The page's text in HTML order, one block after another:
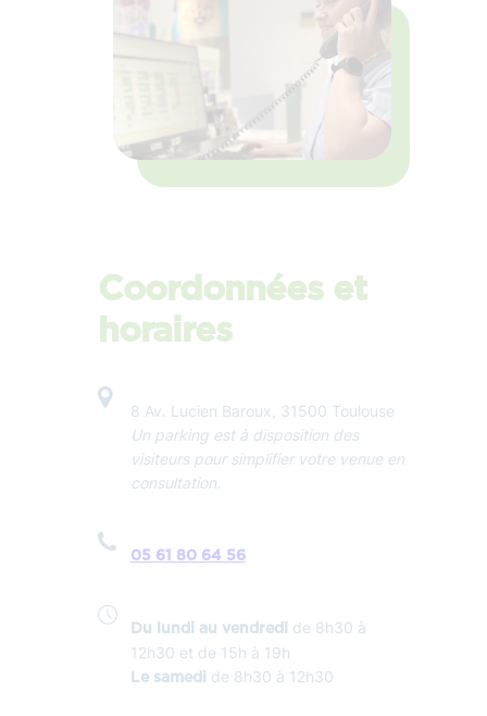
Coordonnées et
horaires
8 Av. Lucien Baroux, 31500 Toulouse
Un parking est à disposition des
visiteurs pour simplifier votre venue en
consultation.
05 61 80 64 56
Du lundi au vendredi
de 8h30 à
12h30 et de 15h à 19h
Le samedi de 8h30 à 12h30